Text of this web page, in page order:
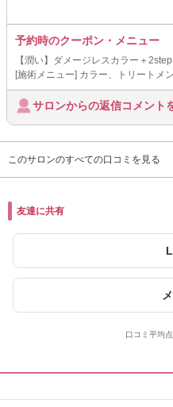
予約時のクーポン・メニュー
【潤い】ダメージレスカラー＋
[施術メニュー] カラー、トリートメ
サロンからの返信コメント
このサロンのすべての口コミを見る
友達に共有
口コミ平均点